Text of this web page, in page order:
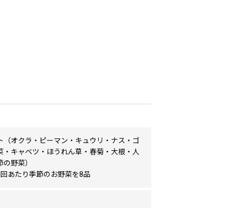
（オクラ・ピーマン・キュウリ・ナス・ゴ
・キャベツ・ほうれん草・春菊・大根・人
野菜）
あたり季節のお野菜を8品